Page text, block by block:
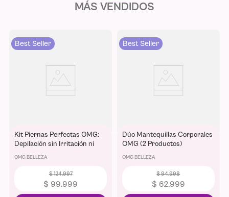
MÁS VENDIDOS
Best Seller
Kit Piernas Perfectas OMG:
Depilación sin Irritación ni
OMG BELLEZA
$124.997
$ 99.999
Best Seller
Dúo Mantequillas Corporales
OMG (2 Productos)
OMG BELLEZA
$94.998
$ 62.999